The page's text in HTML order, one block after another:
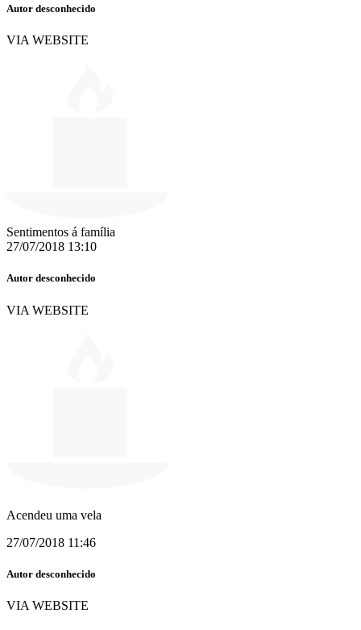
Autor desconhecido
VIA WEBSITE
Sentimentos á família
27/07/2018 13:10
Autor desconhecido
VIA WEBSITE
Acendeu uma vela
27/07/2018 11:46
Autor desconhecido
VIA WEBSITE